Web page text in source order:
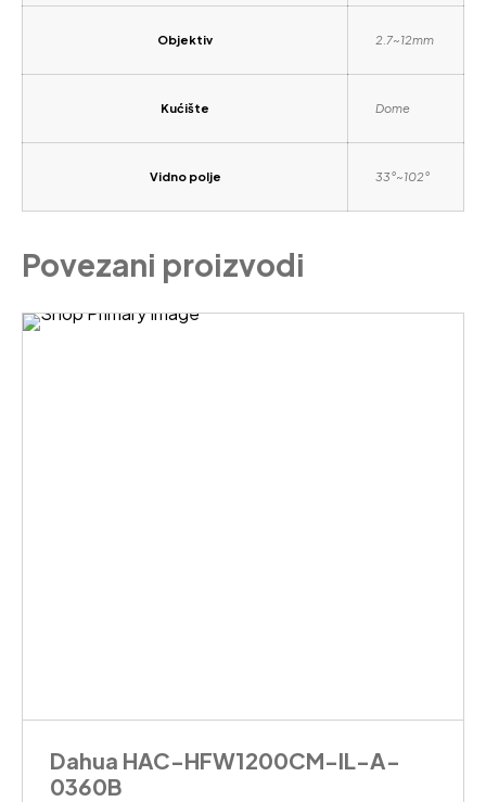
Objektiv 2.7~12mm
Kućište Dome
Vidno polje 33°~102°
Povezani proizvodi
Dahua HAC-HFW1200CM-IL-A-
0360B